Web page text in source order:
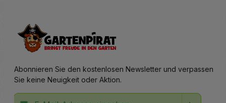
Abonnieren Sie den kostenlosen Newsletter und verpassen
Sie keine Neuigkeit oder Aktion.
E-Mail-Adresse*